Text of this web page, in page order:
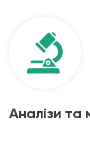
Аналізи та